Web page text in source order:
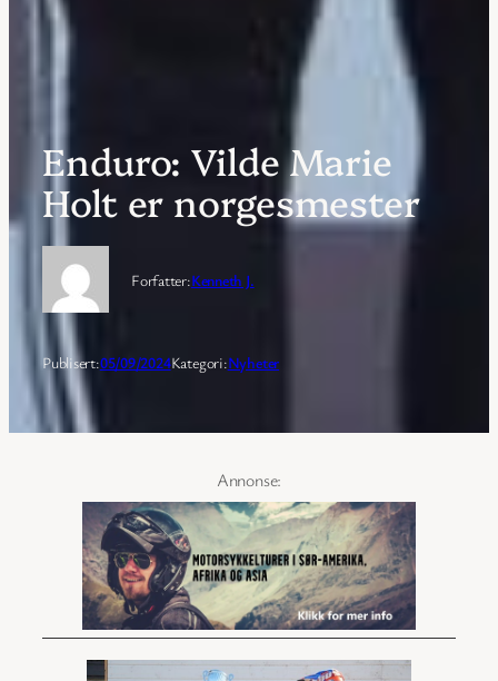
Enduro: Vilde Marie
Holt er norgesmester
Forfatter:Kenneth J.
Publisert:05/09/2024Kategori:Nyheter